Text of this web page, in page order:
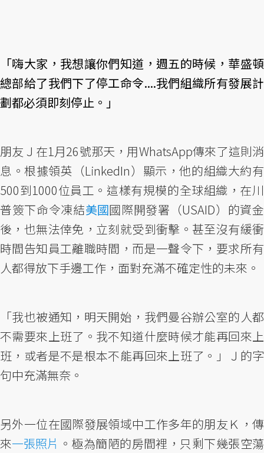
「嗨大家，我想讓你們知道，週五的時候，華盛頓
總部給了我們下了停工命令....我們組織所有發展計
劃都必須即刻停止。」
朋友Ｊ在1月26號那天，用WhatsApp傳來了這則消
息。根據領英（LinkedIn）顯示，他的組織大約有
500到1000位員工。這樣有規模的全球組織，在川
普簽下命令凍結美國國際開發署（USAID）的資金
後，也無法倖免，立刻就受到衝擊。甚至沒有緩衝
時間告知員工離職時間，而是一聲令下，要求所有
人都得放下手邊工作，面對充滿不確定性的未來。
「我也被通知，明天開始，我們曼谷辦公室的人都
不需要來上班了。我不知道什麼時候才能再回來上
班，或者是不是根本不能再回來上班了。」Ｊ的字
句中充滿無奈。
另外一位在國際發展領域中工作多年的朋友Ｋ，傳
來一張照片 。極為簡陋的房間裡，只剩下幾張空蕩